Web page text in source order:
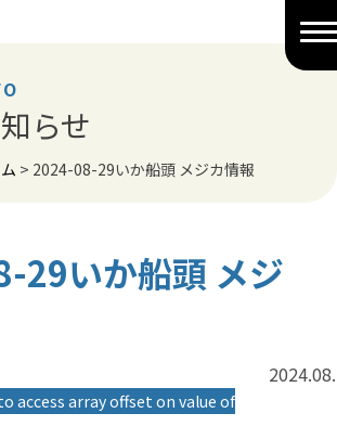
らせ
> 2024-08-29いか船頭 メジカ情報
29いか船頭 メジ
access array offset on value of